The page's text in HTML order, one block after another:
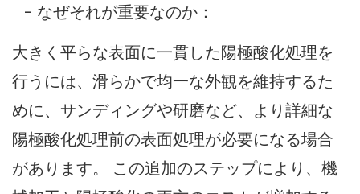
- なぜそれが重要なのか：
大きく平らな表面に一貫した陽極酸化処理を
行うには、滑らかで均一な外観を維持するた
めに、サンディングや研磨など、より詳細な
陽極酸化処理前の表面処理が必要になる場合
があります。 この追加のステップにより、機